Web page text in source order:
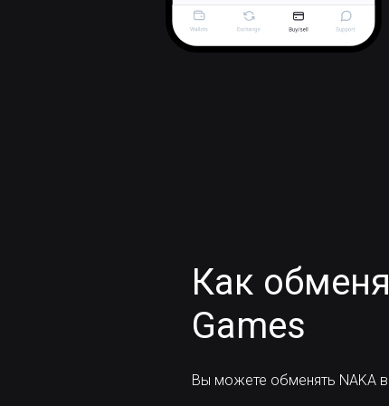
Как
Games
Вы можете обменять NAKA в